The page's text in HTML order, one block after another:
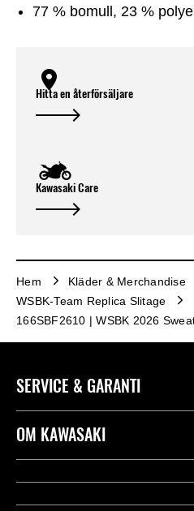
77 % bomull, 23 %
Hitta en återförsäljare
Kawasaki Care
Hem Kläder & Merchandise
WSBK-Team Replica Slitage
166SBF2610 | WSBK 2026
SERVICE & GARANTI
Kontakta oss
Användbara länkar
OM KAWASAKI
Företag